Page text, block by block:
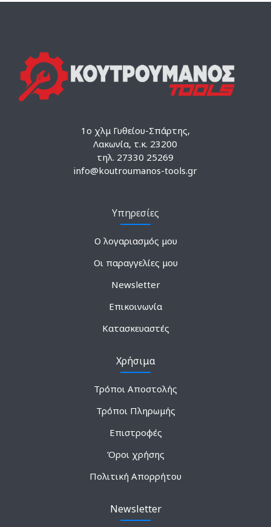
1ο χλμ Γυθείου-Σπάρτης,
Λακωνία, τ.κ. 23200
τηλ. 27330 25269
info@koutroumanos-tools.gr
Υπηρεσίες
Ο λογαριασμός μου
Οι παραγγελίες μου
Newsletter
Επικοινωνία
Κατασκευαστές
Χρήσιμα
Τρόποι Αποστολής
Τρόποι Πληρωμής
Επιστροφές
Όροι χρήσης
Πολιτική Απορρήτου
Newsletter